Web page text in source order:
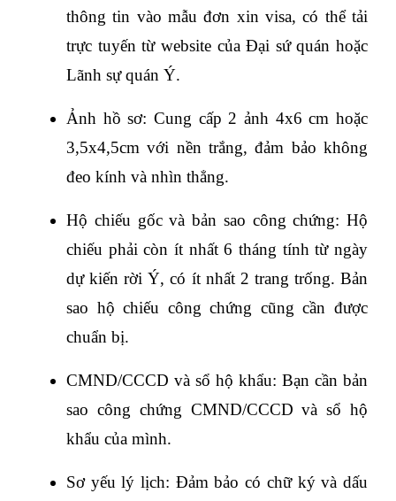
thông tin vào mẫu đơn xin visa, có thể tải
trực tuyến từ website của Đại sứ quán hoặc
Lãnh sự quán Ý.
Ảnh hồ sơ: Cung cấp 2 ảnh 4x6 cm hoặc
3,5x4,5cm với nền trắng, đảm bảo không
đeo kính và nhìn thẳng.
Hộ chiếu gốc và bản sao công chứng: Hộ
chiếu phải còn ít nhất 6 tháng tính từ ngày
dự kiến rời Ý, có ít nhất 2 trang trống. Bản
sao hộ chiếu công chứng cũng cần được
chuẩn bị.
CMND/CCCD và sổ hộ khẩu: Bạn cần bản
sao công chứng CMND/CCCD và sổ hộ
khẩu của mình.
Sơ yếu lý lịch: Đảm bảo có chữ ký và dấu